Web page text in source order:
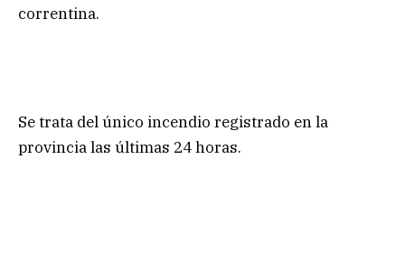
correntina.
Se trata del único incendio registrado en la
provincia las últimas 24 horas.